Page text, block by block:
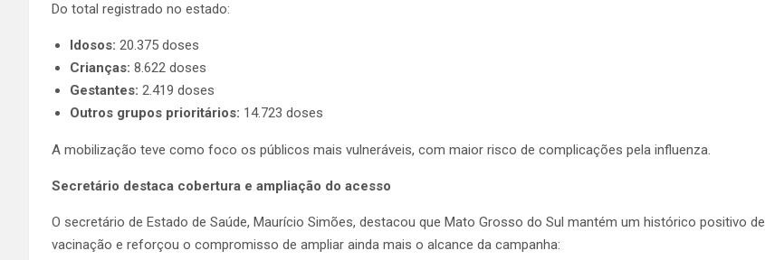
Do total registrado no estado:
Idosos: 20.375 doses
Crianças: 8.622 doses
Gestantes: 2.419 doses
Outros grupos prioritários: 14.723 doses
A mobilização teve como foco os públicos mais vulneráveis, com maior risco de complicações pela influenza.
Secretário destaca cobertura e ampliação do acesso
O secretário de Estado de Saúde, Maurício Simões, destacou que Mato Grosso do Sul mantém um histórico positivo de
vacinação e reforçou o compromisso de ampliar ainda mais o alcance da campanha: